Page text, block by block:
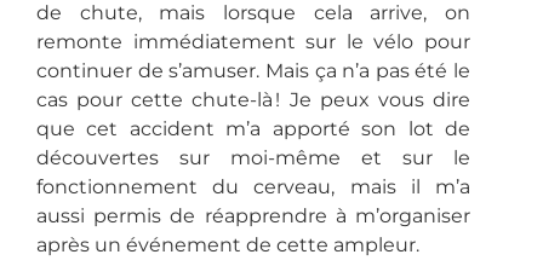
de chute, mais lorsque cela arrive, on
remonte immédiatement sur le vélo pour
continuer de s’amuser. Mais ça n’a pas été le
cas pour cette chute-là ! Je peux vous dire
que cet accident m’a apporté son lot de
découvertes sur moi-même et sur le
fonctionnement du cerveau, mais il m’a
aussi permis de réapprendre à m’organiser
après un événement de cette ampleur.